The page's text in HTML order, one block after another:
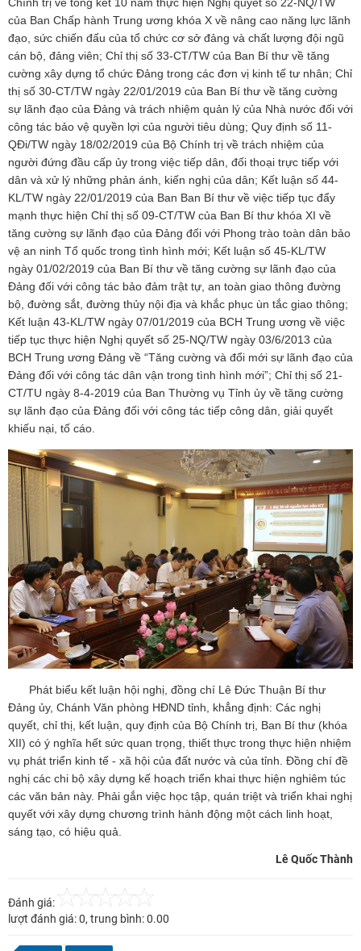
Chính trị về tổng kết 10 năm thực hiện Nghị quyết số 22-NQ/TW
của Ban Chấp hành Trung ương khóa X về nâng cao năng lực lãnh
đạo, sức chiến đấu của tổ chức cơ sở đảng và chất lượng đội ngũ
cán bộ, đảng viên; Chỉ thị số 33-CT/TW của Ban Bí thư về tăng
cường xây dựng tổ chức Đảng trong các đơn vị kinh tế tư nhân; Chỉ
thị số 30-CT/TW ngày 22/01/2019 của Ban Bí thư về tăng cường
sự lãnh đạo của Đảng và trách nhiệm quản lý của Nhà nước đối với
công tác bảo vệ quyền lợi của người tiêu dùng; Quy định số 11-
QĐi/TW ngày 18/02/2019 của Bộ Chính trị về trách nhiệm của
người đứng đầu cấp ủy trong việc tiếp dân, đối thoại trực tiếp với
dân và xử lý những phản ánh, kiến nghị của dân; Kết luận số 44-
KL/TW ngày 22/01/2019 của Ban Ban Bí thư về việc tiếp tục đẩy
mạnh thực hiện Chỉ thị số 09-CT/TW của Ban Bí thư khóa XI về
tăng cường sự lãnh đạo của Đảng đối với Phong trào toàn dân bảo
vệ an ninh Tổ quốc trong tình hình mới; Kết luận số 45-KL/TW
ngày 01/02/2019 của Ban Bí thư về tăng cường sự lãnh đạo của
Đảng đối với công tác bảo đảm trật tự, an toàn giao thông đường
bộ, đường sắt, đường thủy nội địa và khắc phục ùn tắc giao thông;
Kết luận 43-KL/TW ngày 07/01/2019 của BCH Trung ương về việc
tiếp tục thực hiện Nghị quyết số 25-NQ/TW ngày 03/6/2013 của
BCH Trung ương Đảng về “Tăng cường và đổi mới sự lãnh đạo của
Đảng đối với công tác dân vận trong tình hình mới”; Chỉ thị số 21-
CT/TU ngày 8-4-2019 của Ban Thường vụ Tỉnh ủy về tăng cường
sự lãnh đạo của Đảng đối với công tác tiếp công dân, giải quyết
khiếu nại, tố cáo.
Phát biểu kết luận hội nghị, đồng chí Lê Đức Thuận Bí thư
Đảng ủy, Chánh Văn phòng HĐND tỉnh, khẳng định: Các nghị
quyết, chỉ thị, kết luận, quy định của Bộ Chính trị, Ban Bí thư (khóa
XII) có ý nghĩa hết sức quan trọng, thiết thực trong thực hiện nhiệm
vụ phát triển kinh tế - xã hội của đất nước và của tỉnh. Đồng chí đề
nghị các chi bộ xây dựng kế hoạch triển khai thực hiện nghiêm túc
các văn bản này. Phải gắn việc học tập, quán triệt và triển khai nghị
quyết với xây dựng chương trình hành động một cách linh hoạt,
sáng tạo, có hiệu quả.
Lê Quốc Thành
Đánh giá:
lượt đánh giá:0, trung bình:0.00